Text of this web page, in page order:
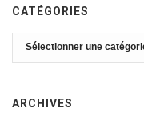
CATÉGORIES
Catégories
ARCHIVES